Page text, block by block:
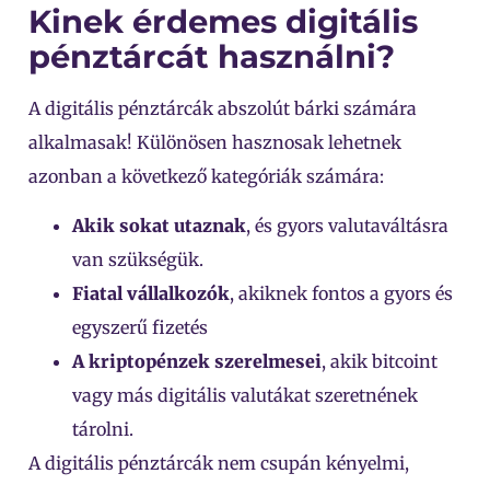
Kinek érdemes digitális
pénztárcát használni?
A digitális pénztárcák abszolút bárki számára
alkalmasak! Különösen hasznosak lehetnek
azonban a következő kategóriák számára:
Akik sokat utaznak, és gyors valutaváltásra
van szükségük.
Fiatal vállalkozók, akiknek fontos a gyors és
egyszerű fizetés
A kriptopénzek szerelmesei, akik bitcoint
vagy más digitális valutákat szeretnének
tárolni.
A digitális pénztárcák nem csupán kényelmi,